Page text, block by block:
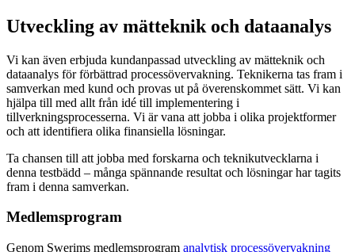
Utveckling av mätteknik och dataanalys
Vi kan även erbjuda kundanpassad utveckling av mätteknik och
dataanalys för förbättrad processövervakning. Teknikerna tas fram i
samverkan med kund och provas ut på överenskommet sätt. Vi kan
hjälpa till med allt från idé till implementering i
tillverkningsprocesserna. Vi är vana att jobba i olika projektformer
och att identifiera olika finansiella lösningar.
Ta chansen till att jobba med forskarna och teknikutvecklarna i
denna testbädd – många spännande resultat och lösningar har tagits
fram i denna samverkan.
Medlemsprogram
Genom Swerims medlemsprogram analytisk processövervakning